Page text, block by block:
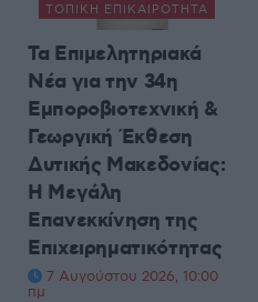
ΤΟΠΙΚΉ ΕΠΙΚΑΙΡΌΤΗΤΑ
Τα Επιμελητηριακά
Νέα για την 34η
Εμποροβιοτεχνική &
Γεωργική Έκθεση
Δυτικής Μακεδονίας:
Η Μεγάλη
Επανεκκίνηση της
Επιχειρηματικότητας
7 Αυγούστου 2026, 10:00
πμ